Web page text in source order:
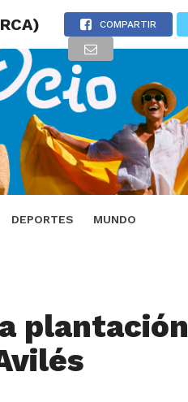
DEPORTES MUNDO
COMPARTIR
plantación